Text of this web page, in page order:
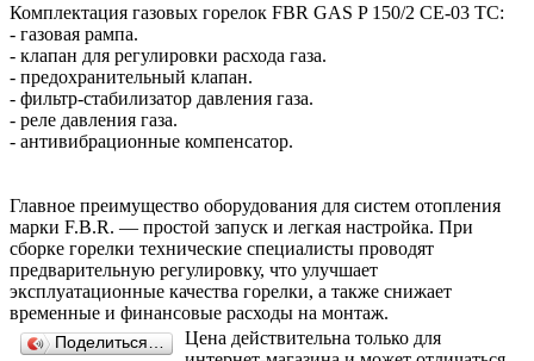
Комплектация газовых горелок FBR GAS P 150/2 CE-03 TC:
- газовая рампа.
- клапан для регулировки расхода газа.
- предохранительный клапан.
- фильтр-стабилизатор давления газа.
- реле давления газа.
- антивибрационные компенсатор.
Главное преимущество оборудования для систем отопления
марки F.B.R. — простой запуск и легкая настройка. При
сборке горелки технические специалисты проводят
предварительную регулировку, что улучшает
эксплуатационные качества горелки, а также снижает
временные и финансовые расходы на монтаж.
Поделиться…
Цена действительна только для